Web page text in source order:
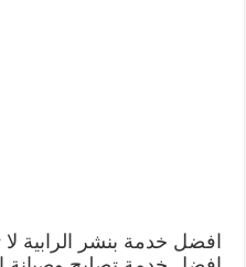
افضل خدمة بنشر الرابية